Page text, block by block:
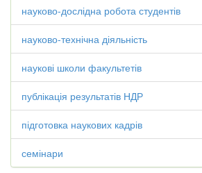
науково-дослідна робота студентів
науково-технічна діяльність
наукові школи факультетів
публікація результатів НДР
підготовка наукових кадрів
семінари